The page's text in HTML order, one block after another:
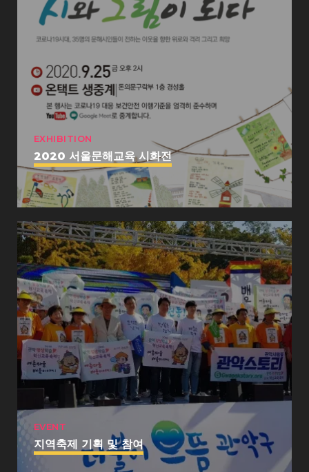
EXHIBITION
2020 서울문해교육 시화전
EVENT
지역축제 기획 및 참여